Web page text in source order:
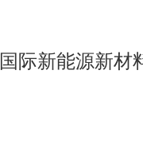
际新能源新材